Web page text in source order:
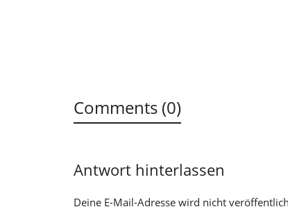
Comments (0)
Antwort hinterlassen
Deine E-Mail-Adresse wird nicht